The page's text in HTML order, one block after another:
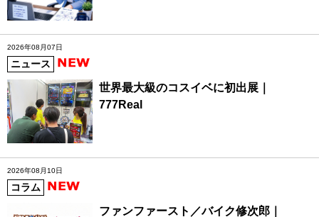
2026年08月07日
ニュース
世界最大級のコスイベに初出展｜
777Real
2026年08月10日
コラム
ファンファースト／バイク修次郎｜